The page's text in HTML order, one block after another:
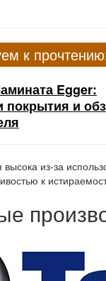
к
Egger:
покрытия и
высока из-за
к